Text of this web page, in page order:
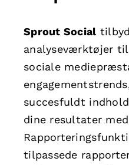
Sprout Social
analyseværktøjer
sociale
succesfuldt
dine resultater
tilpassede